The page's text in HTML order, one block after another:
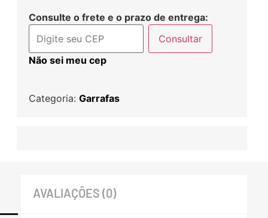
Consulte o frete e o prazo de entrega:
Consultar
Não sei meu cep
Categoria: Garrafas
AVALIAÇÕES (0)